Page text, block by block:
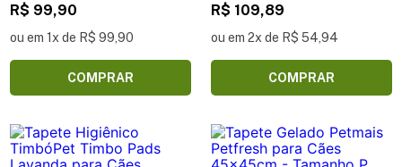
R$ 99,90
ou em 1x de R$ 99,90
COMPRAR
R$ 109,89
ou em 2x de R$ 54,94
COMPRAR